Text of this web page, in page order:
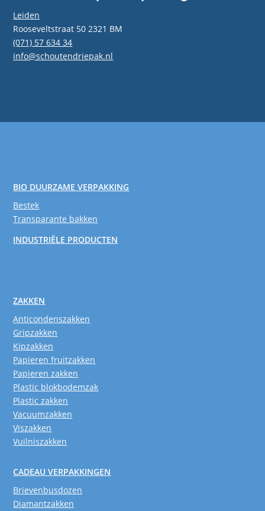
Leiden
Rooseveltstraat 50 2321 BM
(071) 57 634 34
info@schoutendriepak.nl
BIO DUURZAME VERPAKKING
Bestek
Transparante bakken
INDUSTRIËLE PRODUCTEN
ZAKKEN
Anticondenszakken
Gripzakken
Kipzakken
Papieren fruitzakken
Papieren zakken
Plastic blokbodemzak
Plastic zakken
Vacuumzakken
Viszakken
Vuilniszakken
CADEAU VERPAKKINGEN
Brievenbusdozen
Diamantzakken